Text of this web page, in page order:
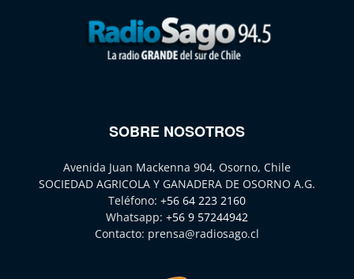
SOBRE NOSOTROS
Avenida Juan Mackenna 904, Osorno, Chile
SOCIEDAD AGRICOLA Y GANADERA DE OSORNO A.G.
Teléfono: +56 64 223 2160
Whatsapp: +56 9 57244942
Contacto: prensa@radiosago.cl